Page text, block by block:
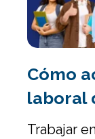
Cómo
laboral
Trabajar